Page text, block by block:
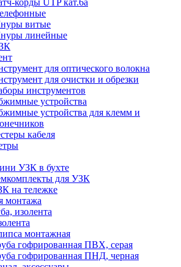
корды UTP кат.6а
витые
линейные
для оптического волокна
для очистки и обрезки
инструментов
устройства
устройства для клемм и
кабеля
УЗК в бухте
для УЗК
на тележке
монтажа
изолента
монтажная
гофрированная ПВХ, серая
гофрированная ПНД, черная